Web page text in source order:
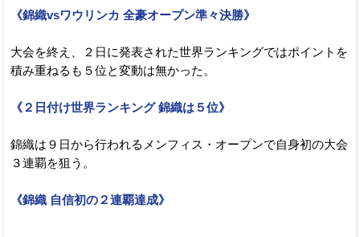
《錦織vsワウリンカ 全豪オープン準々決勝》
大会を終え、２日に発表された世界ランキングではポイントを
積み重ねるも５位と変動は無かった。
《２日付け世界ランキング 錦織は５位》
錦織は９日から行われるメンフィス・オープンで自身初の大会
３連覇を狙う。
《錦織 自信初の２連覇達成》